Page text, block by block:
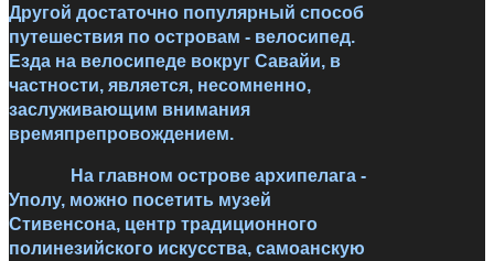
Другой достаточно популярный способ
путешествия по островам - велосипед.
Езда на велосипеде вокруг Савайи, в
частности, является, несомненно,
заслуживающим внимания
времяпрепровождением.
На главном острове архипелага -
Уполу, можно посетить музей
Стивенсона, центр традиционного
полинезийского искусства, самоанскую